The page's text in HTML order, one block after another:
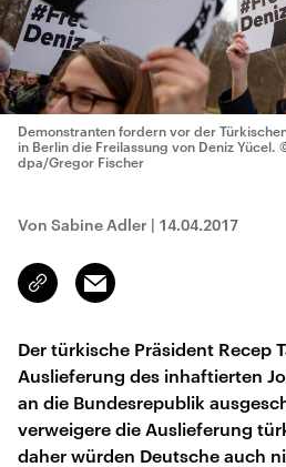
Demonstranten fordern vor der
in Berlin die Freilassung von Deniz Yücel.
dpa/Gregor Fischer
Von Sabine Adler | 14.04.2017
Link
kopieren/teilen
Email
Der türkische Präsident Recep
Auslieferung des inhaftierten
an die Bundesrepublik
verweigere die Auslieferung
daher würden Deutsche auch